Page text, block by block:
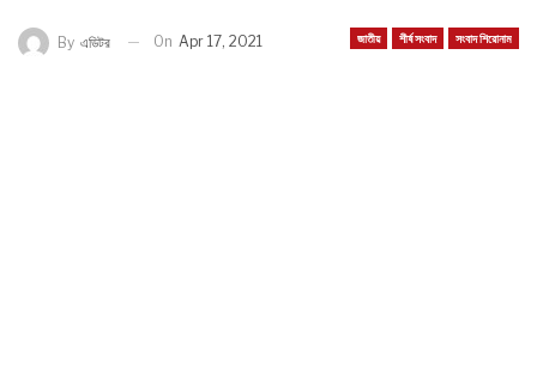
জাতীয় শীর্ষ সংবাদ সংবাদ শিরোনাম
By এডিটর On Apr 17, 2021